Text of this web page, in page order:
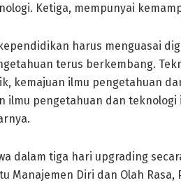
Ketiga, mempunyai
harus menguasai
terus berkembang.
kemajuan ilmu pengetahuan
ilmu pengetahuan dan
dalam tiga hari upgrading
Manajemen Diri dan Olah